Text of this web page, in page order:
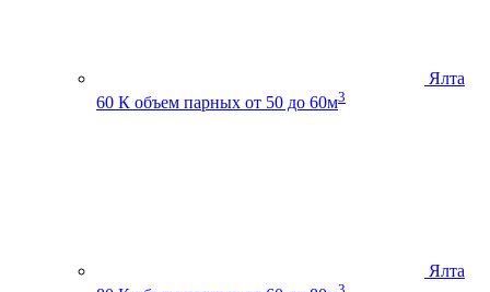
Ялта
60 К объем парных от 50 до 60м3
Ялта